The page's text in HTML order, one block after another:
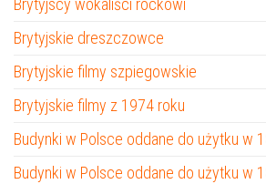
Brytyjscy wokaliści rockowi
Brytyjskie dreszczowce
Brytyjskie filmy szpiegowskie
Brytyjskie filmy z 1974 roku
Budynki w Polsce oddane do użytku w
Budynki w Polsce oddane do użytku w